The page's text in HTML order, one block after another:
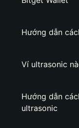
Hướng dẫn
Ví ultrasonic
Hướng dẫn
ultrasonic